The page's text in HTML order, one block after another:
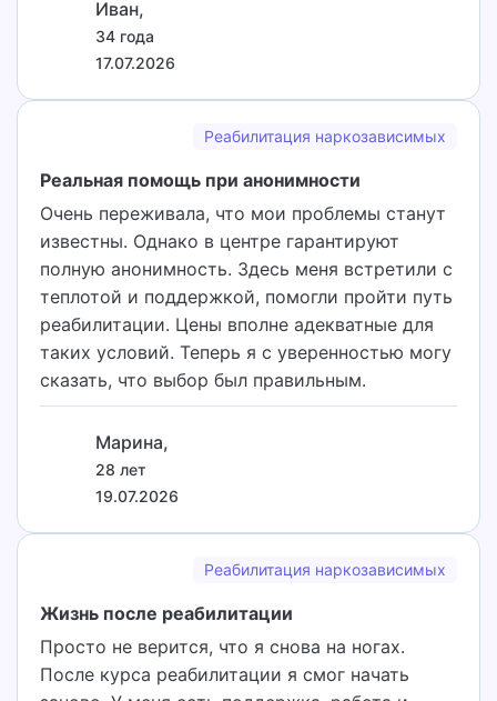
Иван,
34 года
17.07.2026
Реабилитация наркозависимых
Реальная помощь при анонимности
Очень переживала, что мои проблемы станут
известны. Однако в центре гарантируют
полную анонимность. Здесь меня встретили с
теплотой и поддержкой, помогли пройти путь
реабилитации. Цены вполне адекватные для
таких условий. Теперь я с уверенностью могу
сказать, что выбор был правильным.
Марина,
28 лет
19.07.2026
Реабилитация наркозависимых
Жизнь после реабилитации
Просто не верится, что я снова на ногах.
После курса реабилитации я смог начать